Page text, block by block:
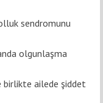
sendromunu
olgunlaşma
birlikte ailede şiddet